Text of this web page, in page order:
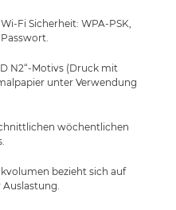
Fi Sicherheit: WPA-PSK,
N2“-Motivs (Druck mit
unter Verwendung
wöchentlichen
bezieht sich auf